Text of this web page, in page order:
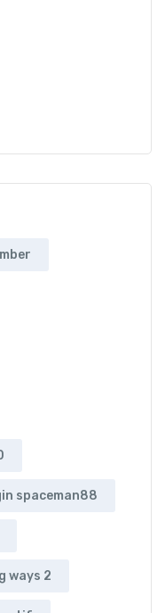
spaceman88
ways 2